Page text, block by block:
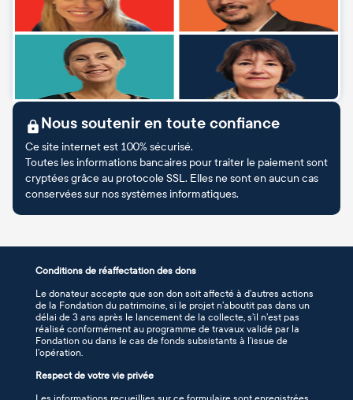
Nous soutenir en toute confiance
Ce site internet est 100% sécurisé.
Toutes les informations bancaires pour traiter le paiement sont
cryptées grâce au protocole SSL. Elles ne sont en aucun cas
conservées sur nos systèmes informatiques.
Conditions de réaffectation des dons
Le donateur accepte que son don soit affecté à d’autres actions
de la Fondation du patrimoine, si le projet n’aboutit pas dans un
délai de 3 ans après le lancement de la collecte, s’il n’est pas
réalisé conformément au programme de travaux validé par la
Fondation ou dans le cas de fonds subsistants à l’issue de
l’opération.
Respect de votre vie privée